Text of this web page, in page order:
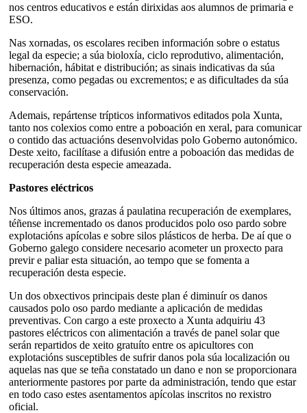
nos centros educativos e están dirixidas aos alumnos de primaria e
ESO.
Nas xornadas, os escolares reciben información sobre o estatus
legal da especie; a súa bioloxía, ciclo reprodutivo, alimentación,
hibernación, hábitat e distribución; as sinais indicativas da súa
presenza, como pegadas ou excrementos; e as dificultades da súa
conservación.
Ademais, repártense trípticos informativos editados pola Xunta,
tanto nos colexios como entre a poboación en xeral, para comunicar
o contido das actuacións desenvolvidas polo Goberno autonómico.
Deste xeito, facilítase a difusión entre a poboación das medidas de
recuperación desta especie ameazada.
Pastores eléctricos
Nos últimos anos, grazas á paulatina recuperación de exemplares,
téñense incrementado os danos producidos polo oso pardo sobre
explotacións apícolas e sobre silos plásticos de herba. De aí que o
Goberno galego considere necesario acometer un proxecto para
previr e paliar esta situación, ao tempo que se fomenta a
recuperación desta especie.
Un dos obxectivos principais deste plan é diminuír os danos
causados polo oso pardo mediante a aplicación de medidas
preventivas. Con cargo a este proxecto a Xunta adquiriu 43
pastores eléctricos con alimentación a través de panel solar que
serán repartidos de xeito gratuíto entre os apicultores con
explotacións susceptibles de sufrir danos pola súa localización ou
aquelas nas que se teña constatado un dano e non se proporcionara
anteriormente pastores por parte da administración, tendo que estar
en todo caso estes asentamentos apícolas inscritos no rexistro
oficial.